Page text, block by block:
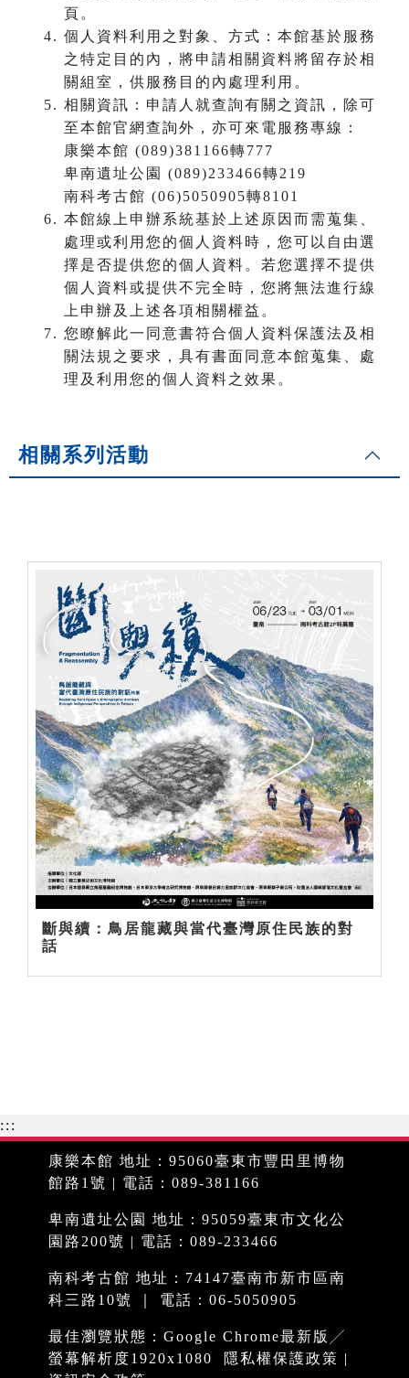
頁。
個人資料利用之對象、方式：本館基於服務
之特定目的內，將申請相關資料將留存於相
關組室，供服務目的內處理利用。
相關資訊：申請人就查詢有關之資訊，除可
至本館官網查詢外，亦可來電服務專線：
康樂本館 (089)381166轉777
卑南遺址公園 (089)233466轉219
南科考古館 (06)5050905轉8101
本館線上申辦系統基於上述原因而需蒐集、
處理或利用您的個人資料時，您可以自由選
擇是否提供您的個人資料。若您選擇不提供
個人資料或提供不完全時，您將無法進行線
上申辦及上述各項相關權益。
您瞭解此一同意書符合個人資料保護法及相
關法規之要求，具有書面同意本館蒐集、處
理及利用您的個人資料之效果。
相關系列活動
斷與續：鳥居龍藏與當代臺灣原住民族的對
話
:::
康樂本館 地址：95060臺東市豐田里博物
館路1號 | 電話：089-381166
卑南遺址公園 地址：95059臺東市文化公
園路200號 | 電話：089-233466
南科考古館 地址：74147臺南市新市區南
科三路10號 ｜ 電話：06-5050905
最佳瀏覽狀態：Google Chrome最新版╱
螢幕解析度1920x1080
隱私權保護政策 |